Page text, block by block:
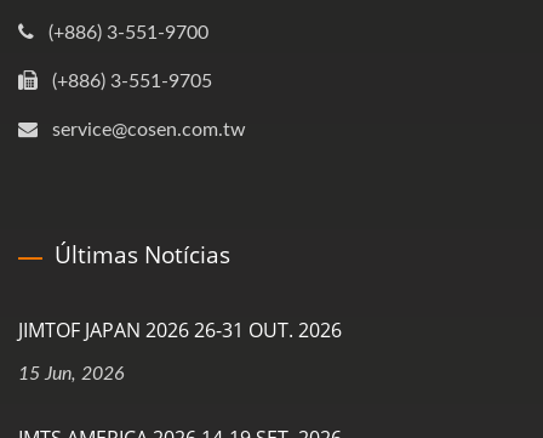
(+886) 3-551-9700
(+886) 3-551-9705
service@cosen.com.tw
Últimas Notícias
JIMTOF JAPAN 2026 26-31 OUT. 2026
15 Jun, 2026